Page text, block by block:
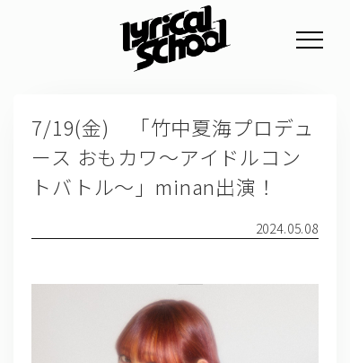
7/19(金) 「竹中夏海プロデュ
ース おもカワ〜アイドルコン
トバトル〜」minan出演！
2024.05.08
PROFILE
SCHEDULE
GOODS
FAN CLUB
TICKET